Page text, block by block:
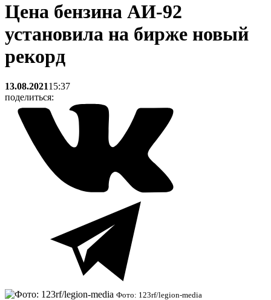
Цена бензина АИ-92
установила на бирже новый
рекорд
13.08.202115:37
поделиться:
Фото: 123rf/legion-media